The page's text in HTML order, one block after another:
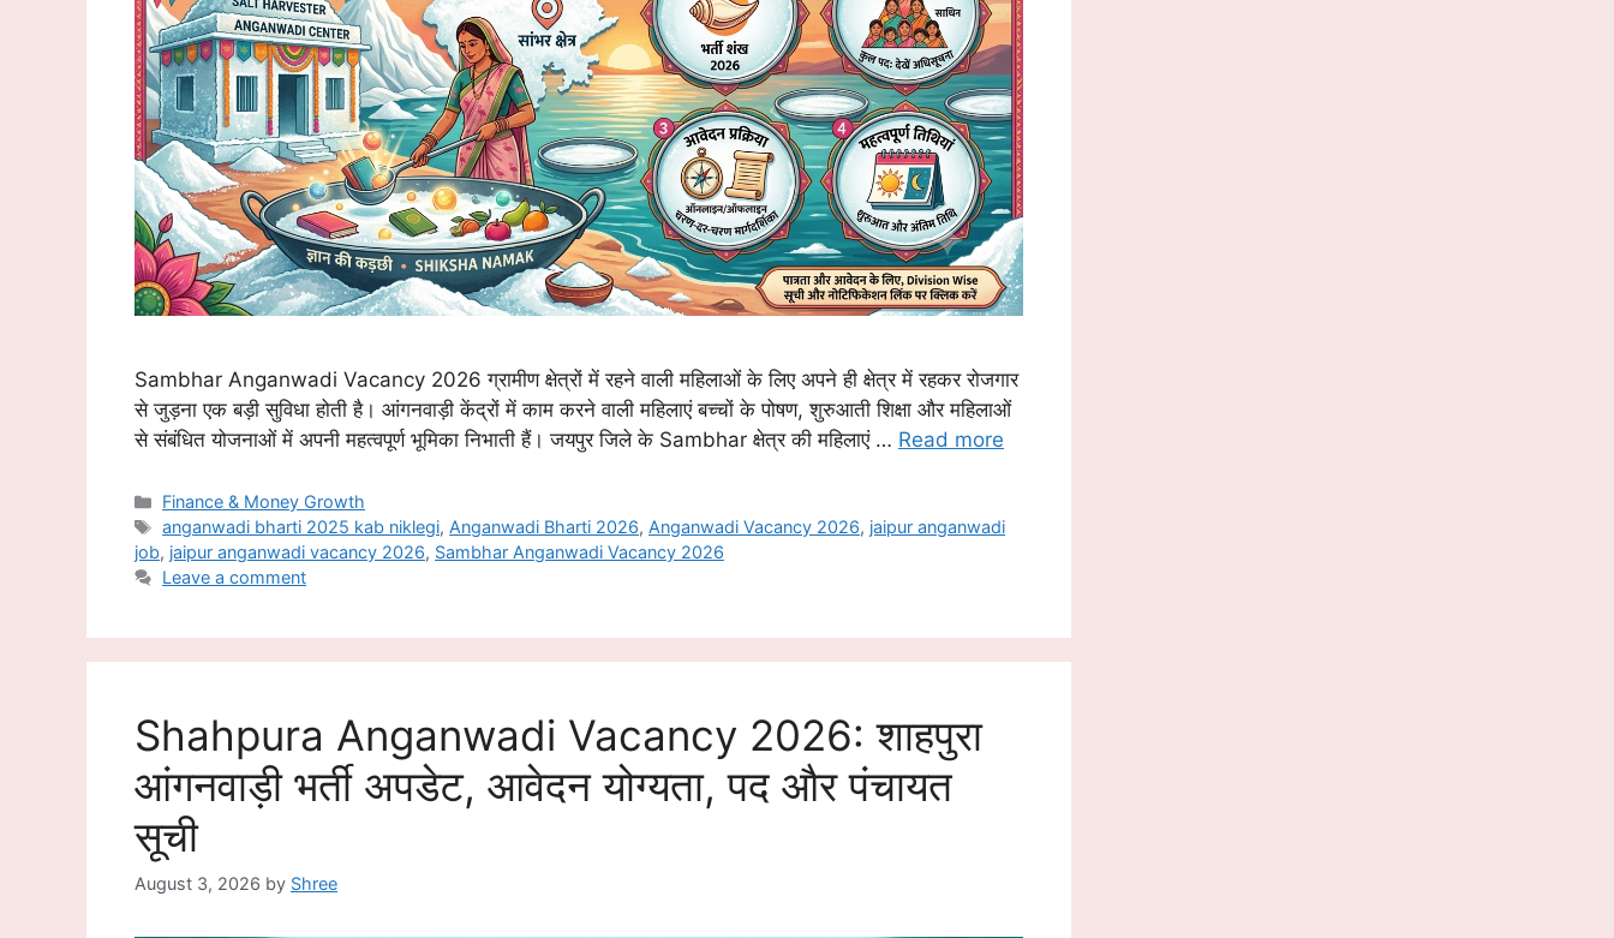
Sambhar Anganwadi Vacancy 2026 ग्रामीण क्षेत्रों में रहने वाली महिलाओं के लिए अपने ही क्षेत्र में रहकर रोजगार
से जुड़ना एक बड़ी सुविधा होती है। आंगनवाड़ी केंद्रों में काम करने वाली महिलाएं बच्चों के पोषण, शुरुआती शिक्षा और महिलाओं
से संबंधित योजनाओं में अपनी महत्वपूर्ण भूमिका निभाती हैं। जयपुर जिले के Sambhar क्षेत्र की महिलाएं … Read more
Categories
Finance & Money Growth
Tags
anganwadi bharti 2025 kab niklegi,Anganwadi Bharti 2026,Anganwadi Vacancy 2026, jaipur anganwadi
job, jaipur anganwadi vacancy 2026, Sambhar Anganwadi Vacancy 2026
Leave a comment
Shahpura Anganwadi Vacancy 2026: शाहपुरा
आंगनवाड़ी भर्ती अपडेट, आवेदन योग्यता, पद और पंचायत
सूची
August 3, 2026 by Shree